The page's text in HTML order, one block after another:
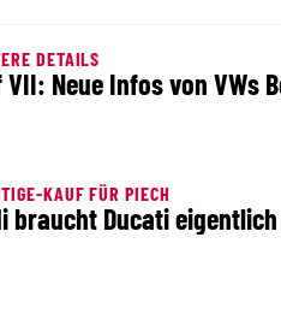
DETAILS
VII: Neue Infos von VWs
KAUF FÜR PIECH
braucht Ducati